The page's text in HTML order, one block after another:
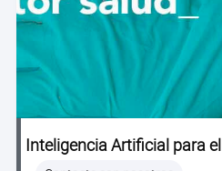
Inteligencia Artificial para